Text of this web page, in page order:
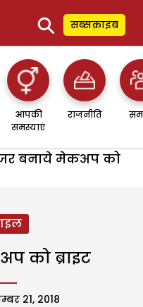
⚲ सब्सक्राइब
आपकी
समस्याएं
राजनीति
बनाये मेकअप को
को ब्राइट
21, 2018